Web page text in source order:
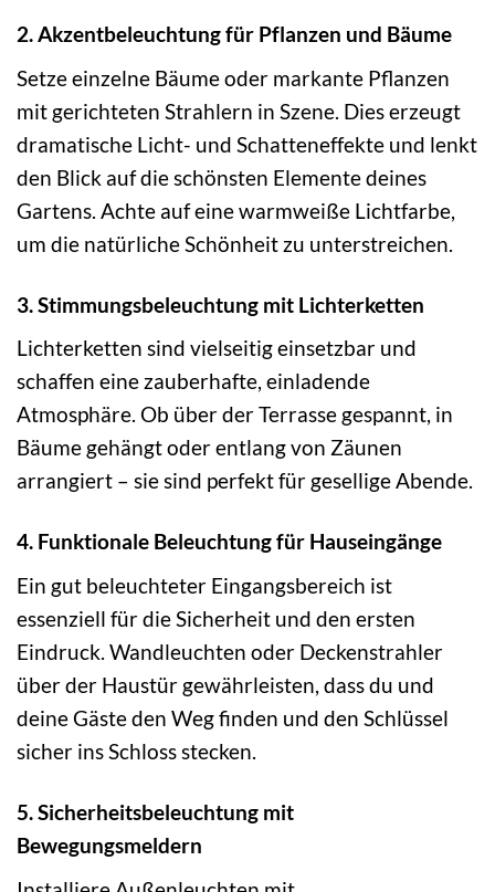
2. Akzentbeleuchtung für Pflanzen und Bäume
Setze einzelne Bäume oder markante Pflanzen
mit gerichteten Strahlern in Szene. Dies erzeugt
dramatische Licht- und Schatteneffekte und lenkt
den Blick auf die schönsten Elemente deines
Gartens. Achte auf eine warmweiße Lichtfarbe,
um die natürliche Schönheit zu unterstreichen.
3. Stimmungsbeleuchtung mit Lichterketten
Lichterketten sind vielseitig einsetzbar und
schaffen eine zauberhafte, einladende
Atmosphäre. Ob über der Terrasse gespannt, in
Bäume gehängt oder entlang von Zäunen
arrangiert – sie sind perfekt für gesellige Abende.
4. Funktionale Beleuchtung für Hauseingänge
Ein gut beleuchteter Eingangsbereich ist
essenziell für die Sicherheit und den ersten
Eindruck. Wandleuchten oder Deckenstrahler
über der Haustür gewährleisten, dass du und
deine Gäste den Weg finden und den Schlüssel
sicher ins Schloss stecken.
5. Sicherheitsbeleuchtung mit
Bewegungsmeldern